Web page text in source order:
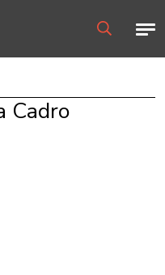
Cadro